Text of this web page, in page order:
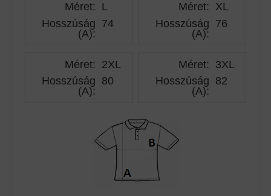
Méret: L
Hosszúság
(A):
74
Méret: XL
Hosszúság
(A):
76
Méret: 2XL
Hosszúság
(A):
80
Méret: 3XL
Hosszúság
(A):
82